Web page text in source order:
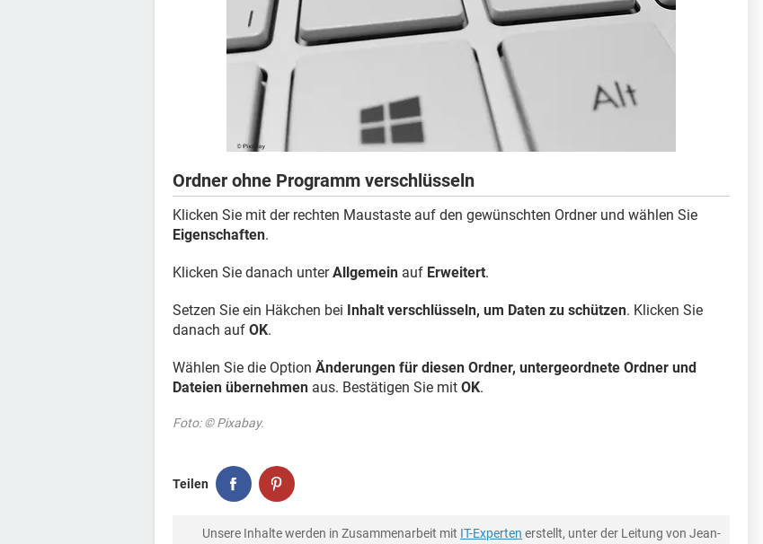
Ordner ohne Programm verschlüsseln
Klicken Sie mit der rechten Maustaste auf den gewünschten Ordner und wählen Sie
Eigenschaften.
Klicken Sie danach unterAllgemein auf Erweitert.
Setzen Sie ein Häkchen bei Inhalt verschlüsseln, um Daten zu schützen. Klicken Sie
danach auf OK.
Wählen Sie die Option Änderungen für diesen Ordner, untergeordnete Ordner und
Dateien übernehmen aus. Bestätigen Sie mit OK.
Foto: © Pixabay.
Teilen
Unsere Inhalte werden in Zusammenarbeit mit IT-Experten erstellt, unter der Leitung von Jean-